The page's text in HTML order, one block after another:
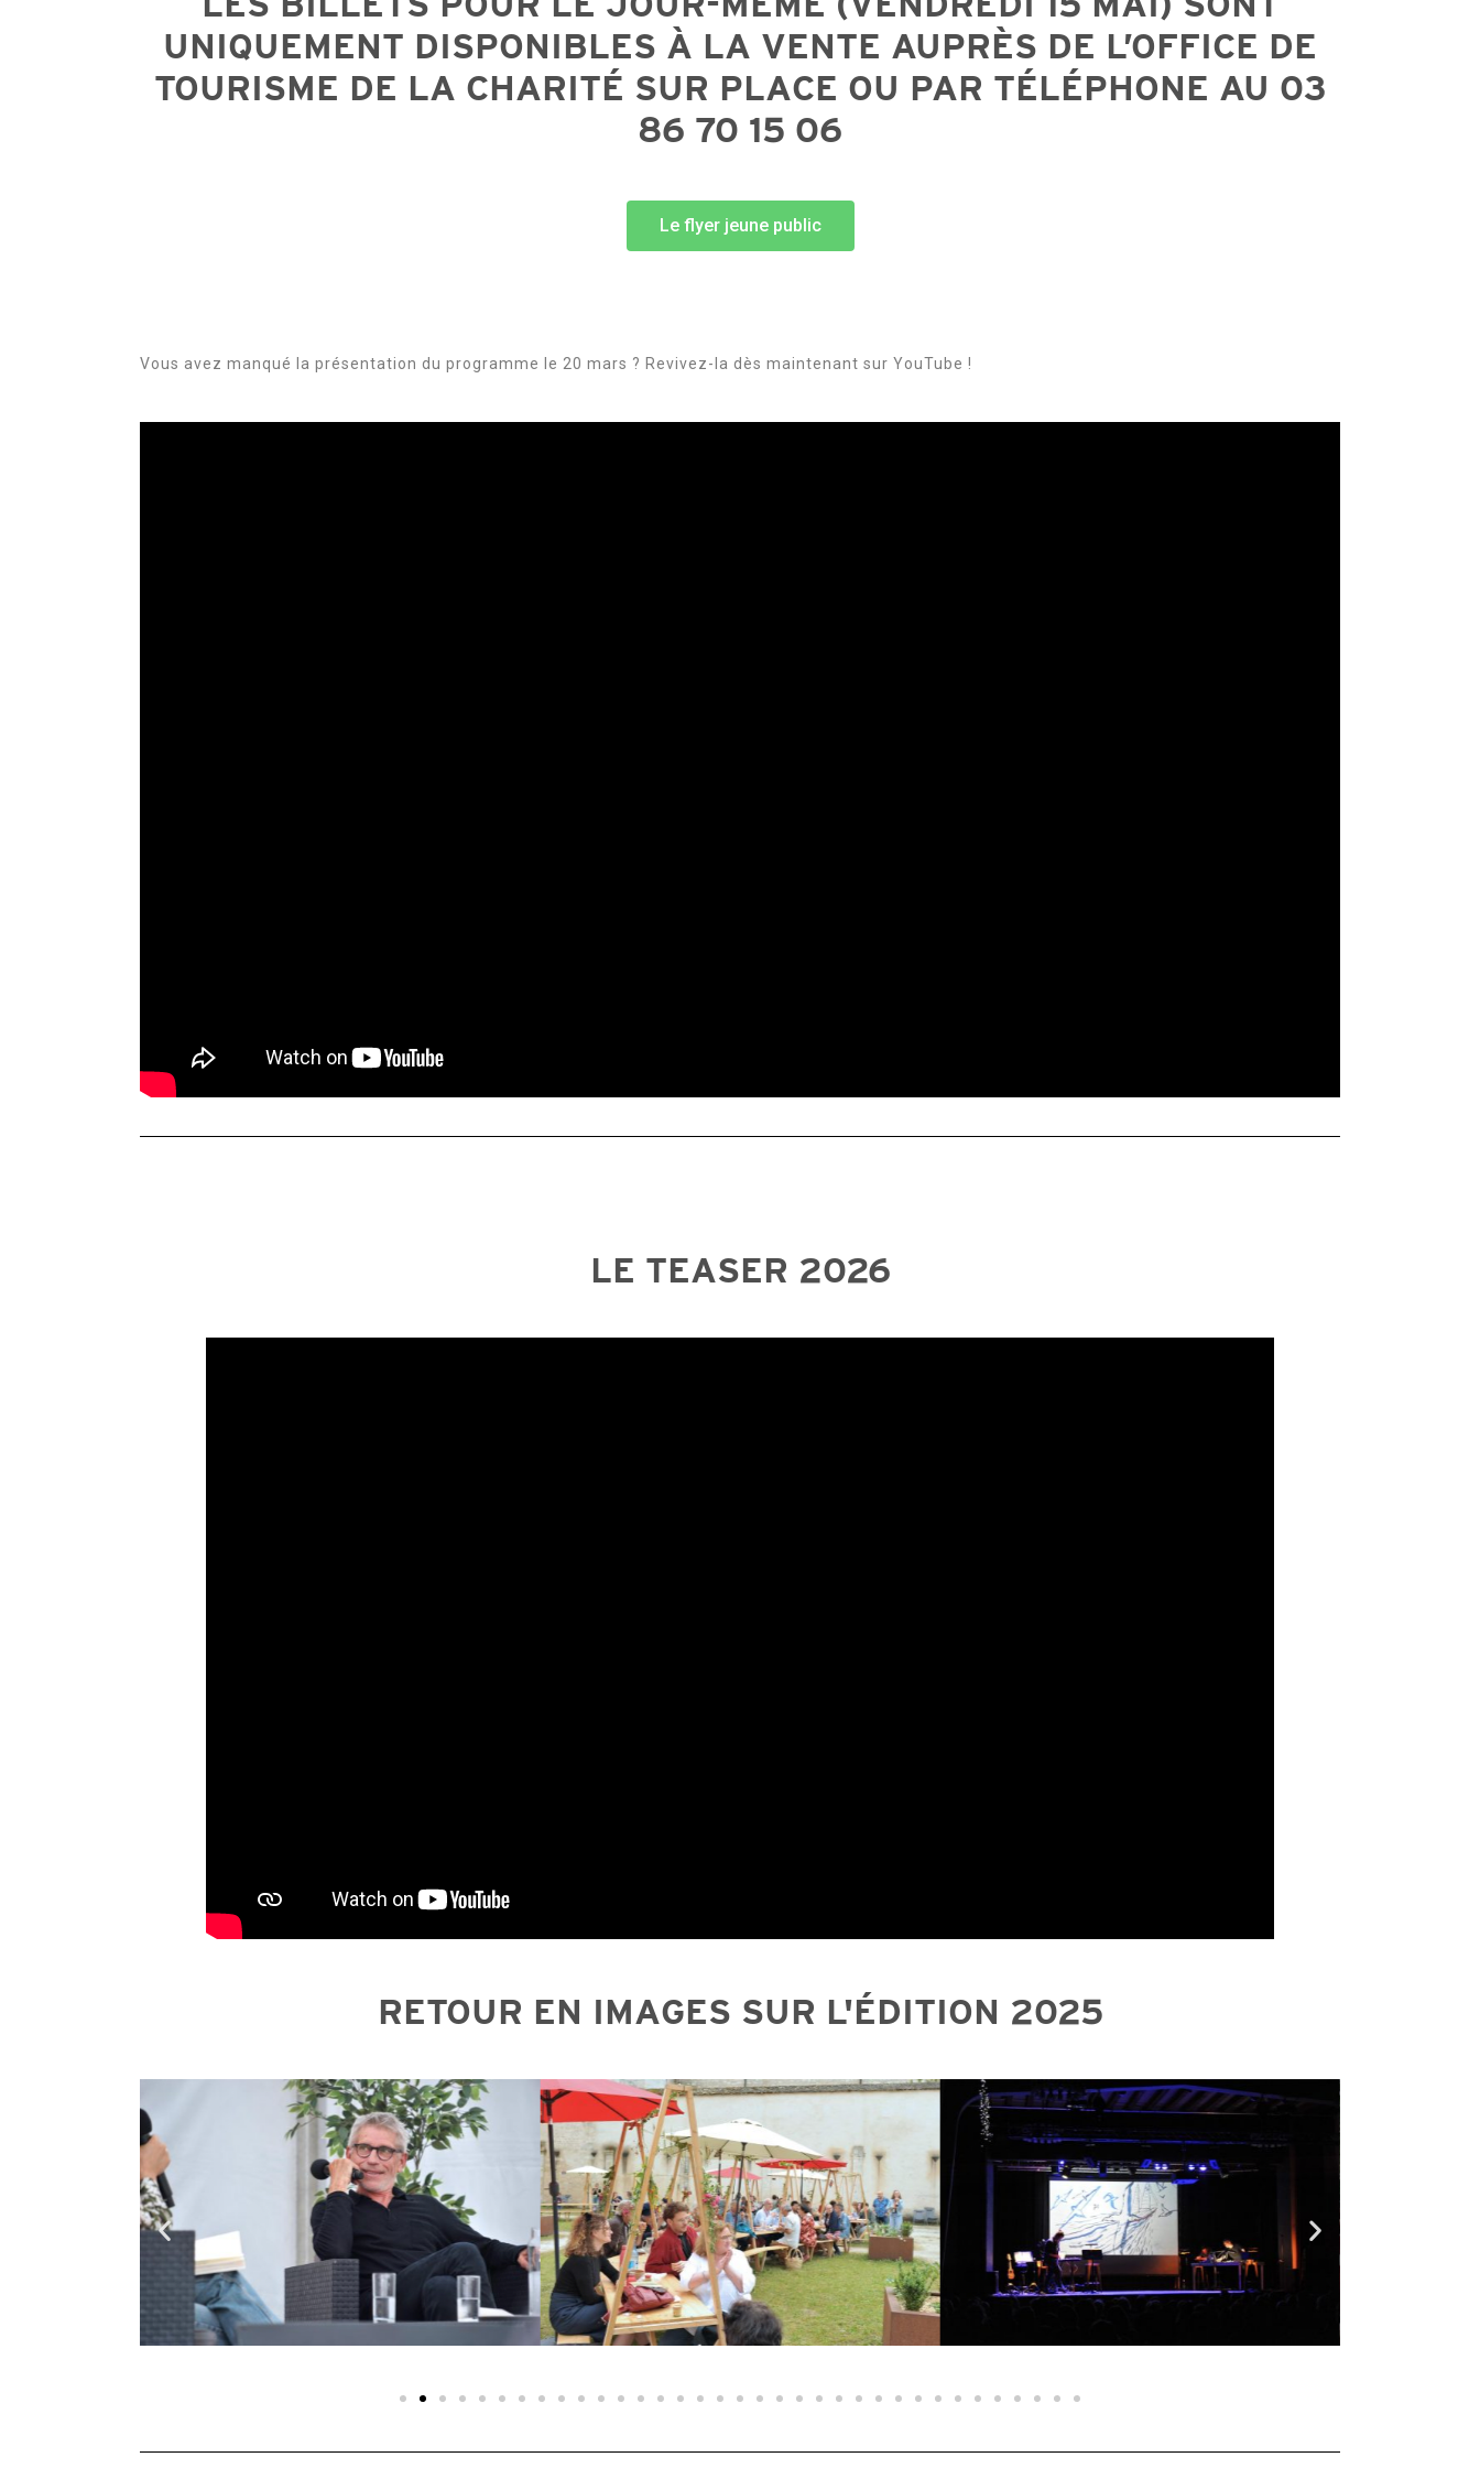
UNIQUEMENT DISPONIBLES À LA VENTE AUPRÈS DE L’OFFICE DE
TOURISME DE LA CHARITÉ SUR PLACE OU PAR TÉLÉPHONE AU 03
86 70 15 06
Le flyer jeune public
Vous avez manqué la présentation du programme le 20 mars ? Revivez-la dès maintenant sur YouTube !
LE TEASER 2026
RETOUR EN IMAGES SUR L'ÉDITION 2025